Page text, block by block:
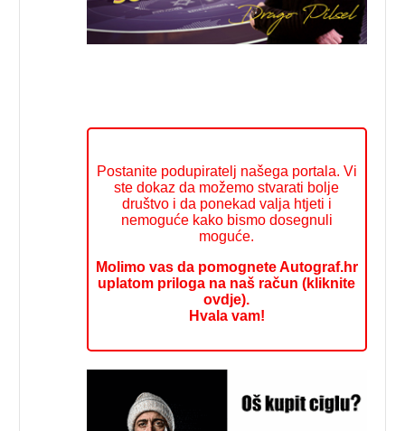
Postanite podupiratelj našega portala. Vi
ste dokaz da možemo stvarati bolje
društvo i da ponekad valja htjeti i
nemoguće kako bismo dosegnuli
moguće.
Molimo vas da pomognete Autograf.hr
uplatom priloga na naš račun (kliknite
ovdje).
Hvala vam!